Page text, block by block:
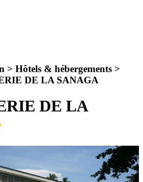
> Hôtels & hébergements >
DE LA SANAGA
DE LA